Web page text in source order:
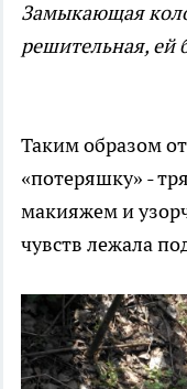
Замыкающая
решительная, ей
Таким образом
«потеряшку» -
макияжем и
чувств лежала